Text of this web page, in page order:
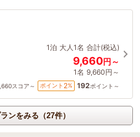
1泊 大人1名 合計(税込)
9,660円～
1名 9,660円～
スコア～ ポイント 2% 192ポイント～
ンをみる（27件）